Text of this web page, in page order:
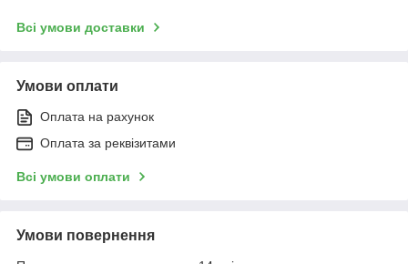
Всі умови доставки
Умови оплати
Оплата на рахунок
Оплата за реквізитами
Всі умови оплати
Умови повернення